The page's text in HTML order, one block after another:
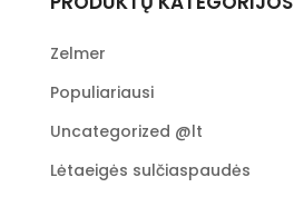
Zelmer
Populiariausi
Uncategorized @lt
Lėtaeigės sulčiaspaudės